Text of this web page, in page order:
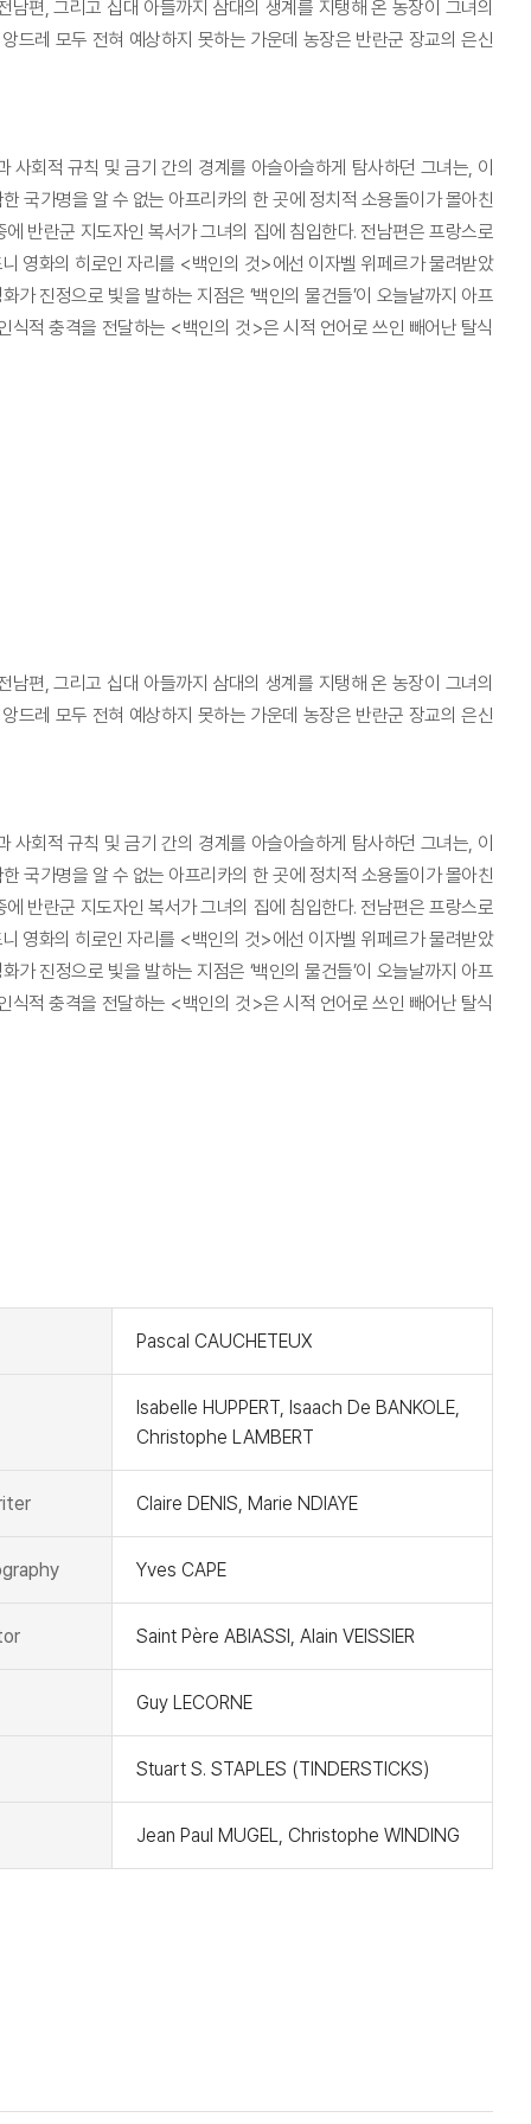
편, 그리고 십대 아들까지 삼대의 생계를 지탱해 온 농장이 그녀의
드레 모두 전혀 예상하지 못하는 가운데 농장은 반란군 장교의 은신
회적 규칙 및 금기 간의 경계를 아슬아슬하게 탐사하던 그녀는, 이
국가명을 알 수 없는 아프리카의 한 곳에 정치적 소용돌이가 몰아친
반란군 지도자인 복서가 그녀의 집에 침입한다. 전남편은 프랑스로
영화의 히로인 자리를 <백인의 것>에선 이자벨 위페르가 물려받았
진정으로 빛을 발하는 지점은 ‘백인의 물건들’이 오늘날까지 아프
식적 충격을 전달하는 <백인의 것>은 시적 언어로 쓰인 빼어난 탈식
편, 그리고 십대 아들까지 삼대의 생계를 지탱해 온 농장이 그녀의
드레 모두 전혀 예상하지 못하는 가운데 농장은 반란군 장교의 은신
회적 규칙 및 금기 간의 경계를 아슬아슬하게 탐사하던 그녀는, 이
국가명을 알 수 없는 아프리카의 한 곳에 정치적 소용돌이가 몰아친
반란군 지도자인 복서가 그녀의 집에 침입한다. 전남편은 프랑스로
영화의 히로인 자리를 <백인의 것>에선 이자벨 위페르가 물려받았
진정으로 빛을 발하는 지점은 ‘백인의 물건들’이 오늘날까지 아프
식적 충격을 전달하는 <백인의 것>은 시적 언어로 쓰인 빼어난 탈식
Pascal CAUCHETEUX
Isabelle HUPPERT, Isaach De BANKOLE,
Christophe LAMBERT
Claire DENIS, Marie NDIAYE
Yves CAPE
Saint Père ABIASSI, Alain VEISSIER
Guy LECORNE
Stuart S. STAPLES (TINDERSTICKS)
Jean Paul MUGEL, Christophe WINDING